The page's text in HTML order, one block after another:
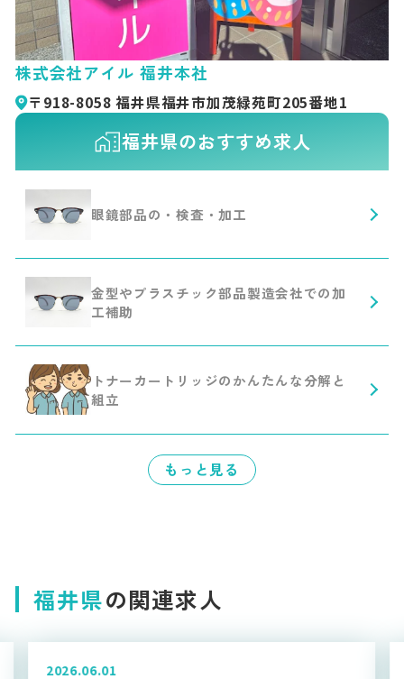
株式会社アイル 福井本社
〒918-8058 福井県福井市加茂緑苑町205番地1
福井県のおすすめ求人
眼鏡部品の・検査・加工
金型やプラスチック部品製造会社での加
工補助
トナーカートリッジのかんたんな分解と
組立
もっと見る
福井県の関連求人
2026.05.01